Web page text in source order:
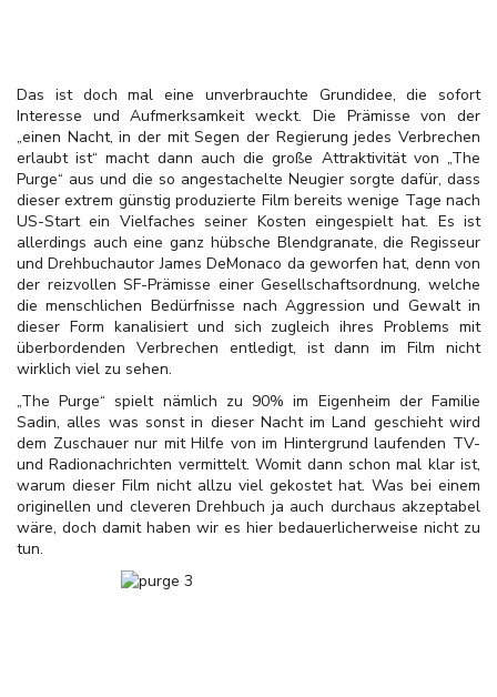
Das ist doch mal eine unverbrauchte Grundidee, die sofort
Interesse und Aufmerksamkeit weckt. Die Prämisse von der
„einen Nacht, in der mit Segen der Regierung jedes Verbrechen
erlaubt ist“ macht dann auch die große Attraktivität von „The
Purge“ aus und die so angestachelte Neugier sorgte dafür, dass
dieser extrem günstig produzierte Film bereits wenige Tage nach
US-Start ein Vielfaches seiner Kosten eingespielt hat. Es ist
allerdings auch eine ganz hübsche Blendgranate, die Regisseur
und Drehbuchautor James DeMonaco da geworfen hat, denn von
der reizvollen SF-Prämisse einer Gesellschaftsordnung, welche
die menschlichen Bedürfnisse nach Aggression und Gewalt in
dieser Form kanalisiert und sich zugleich ihres Problems mit
überbordenden Verbrechen entledigt, ist dann im Film nicht
wirklich viel zu sehen.
„The Purge“ spielt nämlich zu 90% im Eigenheim der Familie
Sadin, alles was sonst in dieser Nacht im Land geschieht wird
dem Zuschauer nur mit Hilfe von im Hintergrund laufenden TV-
und Radionachrichten vermittelt. Womit dann schon mal klar ist,
warum dieser Film nicht allzu viel gekostet hat. Was bei einem
originellen und cleveren Drehbuch ja auch durchaus akzeptabel
wäre, doch damit haben wir es hier bedauerlicherweise nicht zu
tun.